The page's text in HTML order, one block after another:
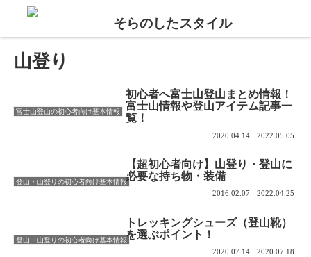
山登り
富士山登山の初心者向け基本情報
初心者へ富士山登山まとめ情報！
富士山情報や登山アイテム記事一
覧！
2020.04.14 2022.05.05
登山・山登りの初心者向け基本情報
【超初心者向け】山登り・登山に
必要な持ち物・装備
2016.02.07 2022.04.25
登山・山登りの初心者向け基本情報
トレッキングシューズ（登山靴）
を選ぶポイント！
2020.07.14 2020.07.18